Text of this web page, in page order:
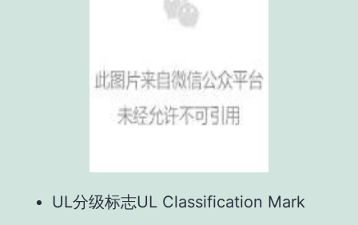
UL分级标志UL Classification Mark